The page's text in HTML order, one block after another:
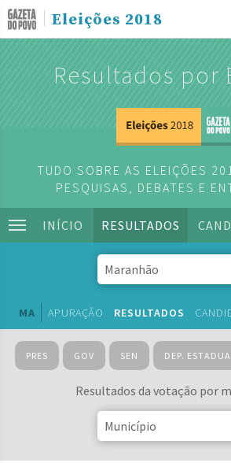
Eleições 2018
Resultados por
TUDO SOBRE AS ELEIÇÕES
PESQUISAS, DEBATES E
INÍCIO RESULTADOS
MA APURAÇÃO RESULTADOS
PRES GOV SEN DEP.
Resultados da votação por